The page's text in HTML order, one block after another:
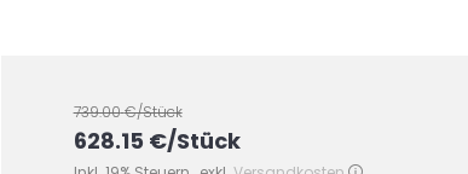
739.00€/Stück
628.15 €/Stück